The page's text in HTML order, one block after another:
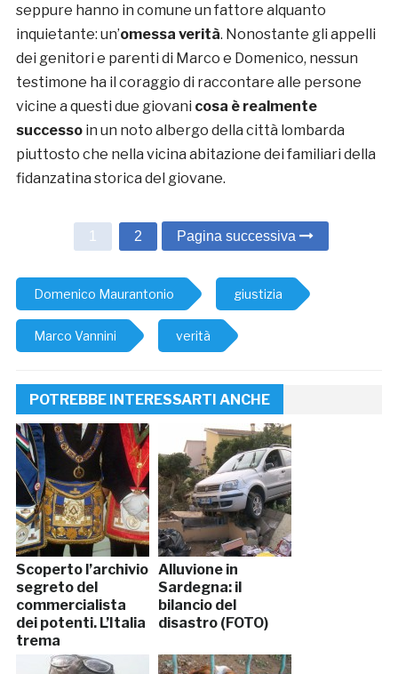
seppure hanno in comune un fattore alquanto
inquietante: un’omessa verità. Nonostante gli appelli
dei genitori e parenti di Marco e Domenico, nessun
testimone ha il coraggio di raccontare alle persone
vicine a questi due giovani cosa è realmente
successoin un noto albergo della città lombarda
piuttosto che nella vicina abitazione dei familiari della
fidanzatina storica del giovane.
1 2 Pagina successiva
Domenico Maurantonio giustizia
Marco Vannini verità
POTREBBE INTERESSARTI ANCHE
Scoperto l’archivio
segreto del
commercialista
dei potenti. L’Italia
trema
Alluvione in
Sardegna: il
bilancio del
disastro (FOTO)